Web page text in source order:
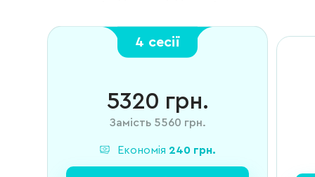
4 сесії
5320 грн.
Замість 5560 грн.
Економія 240 грн.